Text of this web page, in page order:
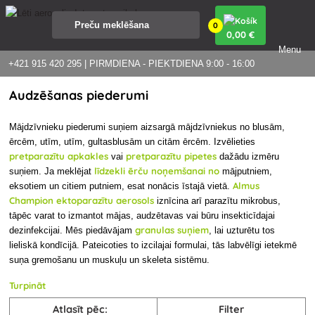
+421 915 420 295 | PIRMDIENA - PIEKTDIENA 9:00 - 16:00
0
0,00 €
Menu
Audzēšanas piederumi
Mājdzīvnieku piederumi suņiem aizsargā mājdzīvniekus no blusām,
ērcēm, utīm, utīm, gultasblusām un citām ērcēm. Izvēlieties
pretparazītu apkakles vaipretparazītu pipetes dažādu izmēru
suņiem. Ja meklējat līdzekli ērču noņemšanai no mājputniem,
eksotiem un citiem putniem, esat nonācis īstajā vietā.Almus
Champion ektoparazītu aerosols iznīcina arī parazītu mikrobus,
tāpēc varat to izmantot mājas, audzētavas vai būru insekticīdajai
dezinfekcijai. Mēs piedāvājamgranulas suņiem, lai uzturētu tos
lieliskā kondīcijā. Pateicoties to izcilajai formulai, tās labvēlīgi ietekmē
suņa gremošanu un muskuļu un skeleta sistēmu.
Turpināt
Atlasīt pēc: Filter